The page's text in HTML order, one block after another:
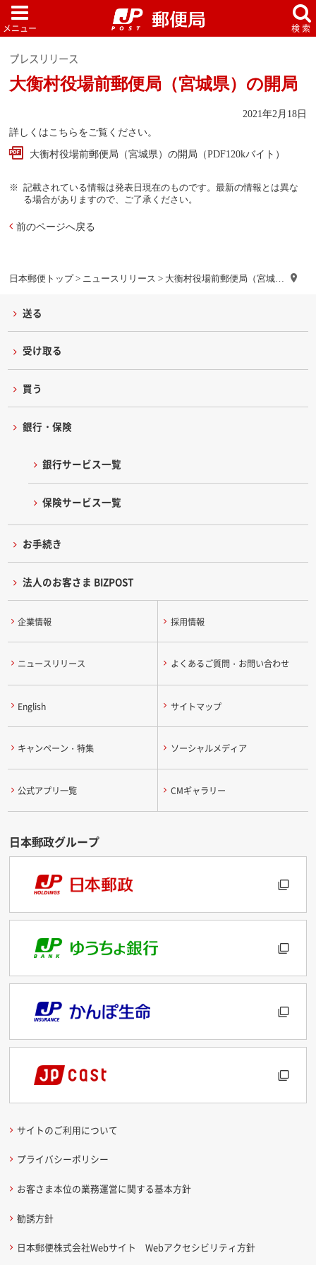
日本郵便トップ> ニュースリリース > 大衡村役場前郵便局（宮城…
プレスリリース
大衡村役場前郵便局（宮城県）の開局
2021年2月18日
詳しくはこちらをご覧ください。
大衡村役場前郵便局（宮城県）の開局（PDF120kバイト）
記載されている情報は発表日現在のものです。最新の情報とは異な
る場合がありますので、ご了承ください。
前のページへ戻る
送る
受け取る
買う
銀行・保険
銀行サービス一覧
保険サービス一覧
お手続き
法人のお客さま BIZPOST
企業情報 採用情報
ニュースリリース よくあるご質問・お問い合わせ
English サイトマップ
キャンペーン・特集 ソーシャルメディア
公式アプリ一覧 CMギャラリー
サイトのご利用について
プライバシーポリシー
お客さま本位の業務運営に関する基本方針
勧誘方針
日本郵便株式会社Webサイト Webアクセシビリティ方針